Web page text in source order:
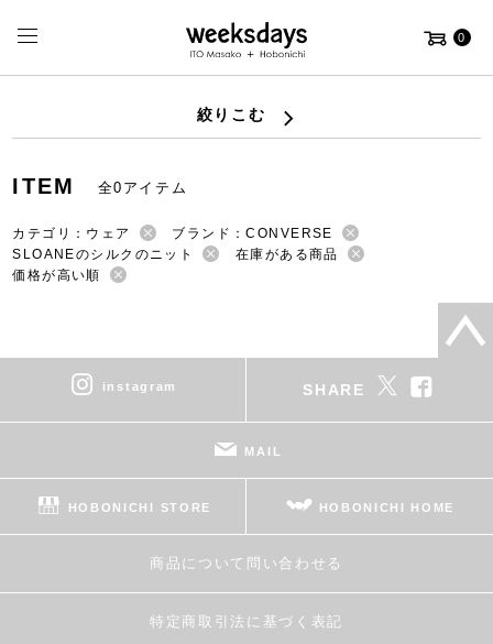
0
絞りこむ
ITEM 全0アイテム
カテゴリ：ウェア
ブランド：CONVERSE
SLOANEのシルクのニット
在庫がある商品
価格が高い順
instagram SHARE
MAIL
HOBONICHI STORE HOBONICHI HOME
商品について問い合わせる
特定商取引法に基づく表記